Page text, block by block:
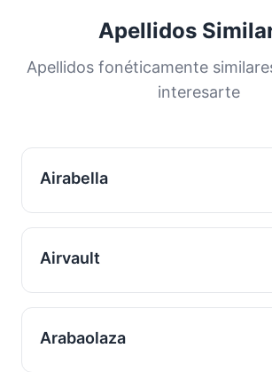
por una gran proporción de la
distribución nos ayuda a
orígenes y la historia migratoria de
Apellidos
Apellidos fonéticamente
interesarte
Airabella
Airvault
Arabaolaza